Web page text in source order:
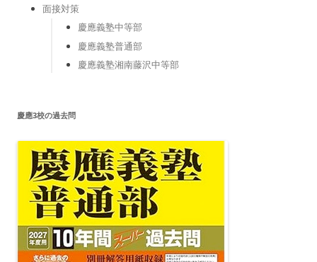
面接対策
慶應義塾中等部
慶應義塾普通部
慶應義塾湘南藤沢中等部
慶應3校の過去問